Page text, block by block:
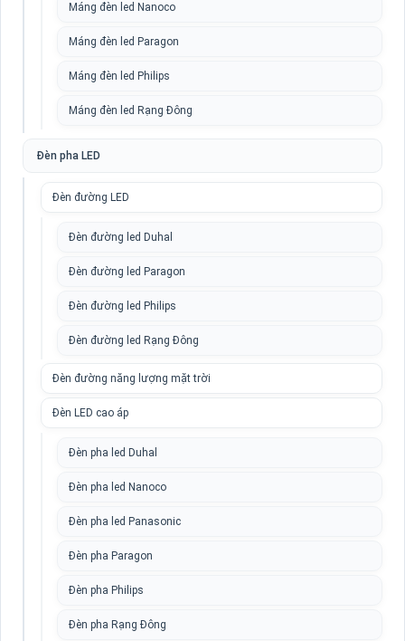
Máng đèn led Nanoco
Máng đèn led Paragon
Máng đèn led Philips
Máng đèn led Rạng Đông
Đèn pha LED
Đèn đường LED
Đèn đường led Duhal
Đèn đường led Paragon
Đèn đường led Philips
Đèn đường led Rạng Đông
Đèn đường năng lượng mặt trời
Đèn LED cao áp
Đèn pha led Duhal
Đèn pha led Nanoco
Đèn pha led Panasonic
Đèn pha Paragon
Đèn pha Philips
Đèn pha Rạng Đông